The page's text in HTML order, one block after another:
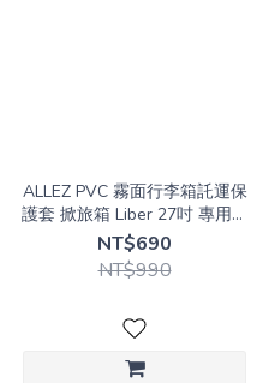
ALLEZ PVC 霧面行李箱託運保
護套 掀旅箱 Liber 27吋 專用箱
套
NT$690
NT$990